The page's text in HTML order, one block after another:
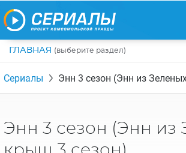
ГЛАВНАЯ (выберите раздел)
ПО ЖАНРАМ
КОМЕДИИ
РЕЦЕНЗИИ
НА ВЫХОДНЫЕ
Сериалы Энн 3 сезон (Энн из
Энн 3 сезон (Энн из